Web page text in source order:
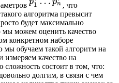
, что
алгоритма превысит
будет максимально
можем оценить качество
конкретном наборе
мы обучаем такой алгоритм на
качество на
состоит в том, что:
долгим, в связи с чем